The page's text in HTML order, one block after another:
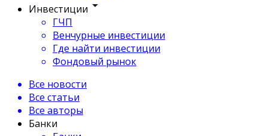
Инвестиции
ГЧП
Венчурные инвестиции
Где найти инвестиции
Фондовый рынок
Все новости
Все статьи
Все авторы
Банки